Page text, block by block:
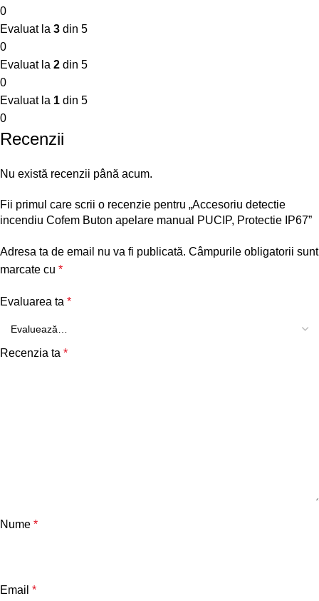
0
Evaluat la 3 din 5
0
Evaluat la 2 din 5
0
Evaluat la 1 din 5
0
Recenzii
Nu există recenzii până acum.
Fii primul care scrii o recenzie pentru „Accesoriu detectie
incendiu Cofem Buton apelare manual PUCIP, Protectie IP67”
Adresa ta de email nu va fi publicată. Câmpurile obligatorii sunt
marcate cu *
Evaluarea ta *
Recenzia ta *
Nume *
Email *